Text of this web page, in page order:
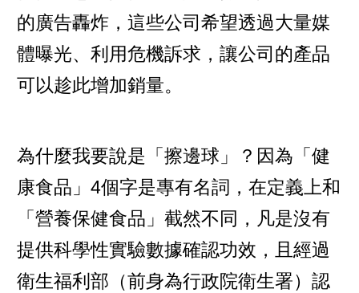
的廣告轟炸，這些公司希望透過大量媒
體曝光、利用危機訴求，讓公司的產品
可以趁此增加銷量。
為什麼我要說是「擦邊球」？因為「健
康食品」4個字是專有名詞，在定義上和
「營養保健食品」截然不同，凡是沒有
提供科學性實驗數據確認功效，且經過
衛生福利部（前身為行政院衛生署）認